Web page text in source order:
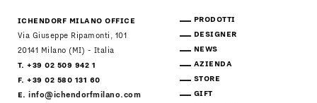
ICHENDORF MILANO OFFICE
Via Giuseppe Ripamonti, 101
20141 Milano (MI) - Italia
T. +39 02 509 942 1
F. +39 02 580 131 60
E.info@ichendorfmilano.com
PRODOTTI
DESIGNER
NEWS
AZIENDA
STORE
GIFT